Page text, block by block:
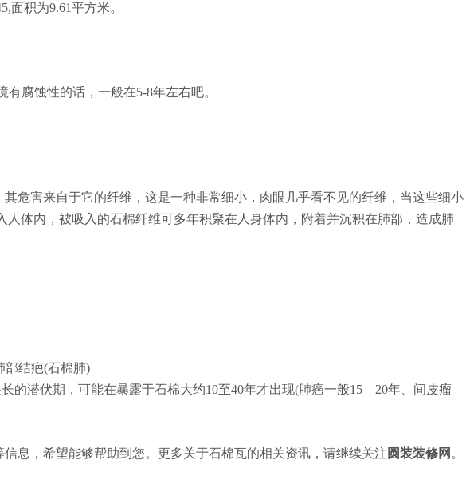
积为9.61平方米。
腐蚀性的话，一般在5-8年左右吧。
害来自于它的纤维，这是一种非常细小，肉眼几乎看不见的纤维，当这些细小
体内，被吸入的石棉纤维可多年积聚在人身体内，附着并沉积在肺部，造成肺
结疤(石棉肺)
潜伏期，可能在暴露于石棉大约10至40年才出现(肺癌一般15—20年、间皮瘤
信息，希望能够帮助到您。更多关于石棉瓦的相关资讯，请继续关注 圆装装修网 。